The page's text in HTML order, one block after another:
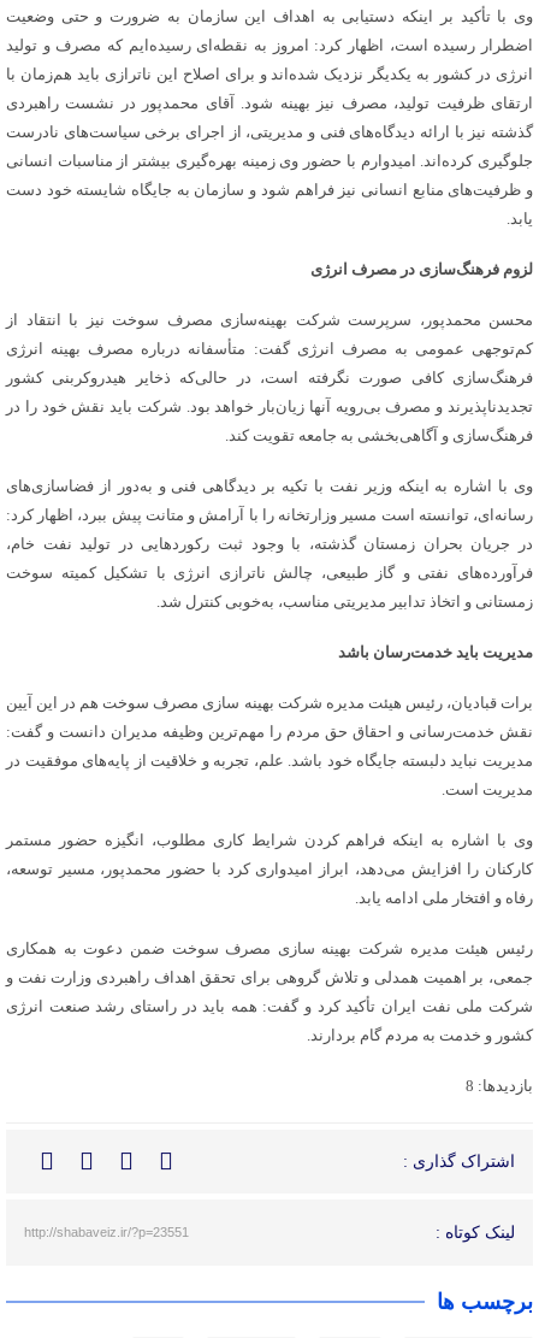
وی با تأکید بر اینکه دستیابی به اهداف این سازمان به ضرورت و حتی وضعیت
اضطرار رسیده است، اظهار کرد: امروز به نقطه‌ای رسیده‌ایم که مصرف و تولید
انرژی در کشور به یکدیگر نزدیک شده‌اند و برای اصلاح این ناترازی باید هم‌زمان با
ارتقای ظرفیت تولید، مصرف نیز بهینه شود. آقای محمدپور در نشست راهبردی
گذشته نیز با ارائه دیدگاه‌های فنی و مدیریتی، از اجرای برخی سیاست‌های نادرست
جلوگیری کرده‌اند. امیدوارم با حضور وی زمینه بهره‌گیری بیشتر از مناسبات انسانی
و ظرفیت‌های منابع انسانی نیز فراهم شود و سازمان به جایگاه شایسته خود دست
یابد.
لزوم فرهنگ‌سازی در مصرف انرژی
محسن محمدپور، سرپرست شرکت بهینه‌سازی مصرف سوخت نیز با انتقاد از
کم‌توجهی عمومی به مصرف انرژی گفت: متأسفانه درباره مصرف بهینه انرژی
فرهنگ‌سازی کافی صورت نگرفته است، در حالی‌که ذخایر هیدروکربنی کشور
تجدیدناپذیرند و مصرف بی‌رویه آنها زیان‌بار خواهد بود. شرکت باید نقش خود را در
فرهنگ‌سازی و آگاهی‌بخشی به جامعه تقویت کند.
وی با اشاره به اینکه وزیر نفت با تکیه بر دیدگاهی فنی و به‌دور از فضاسازی‌های
رسانه‌ای، توانسته است مسیر وزارتخانه را با آرامش و متانت پیش ببرد، اظهار کرد:
در جریان بحران زمستان گذشته، با وجود ثبت رکوردهایی در تولید نفت خام،
فرآورده‌های نفتی و گاز طبیعی، چالش ناترازی انرژی با تشکیل کمیته سوخت
زمستانی و اتخاذ تدابیر مدیریتی مناسب، به‌خوبی کنترل شد.
مدیریت باید خدمت‌رسان باشد
برات قبادیان، رئیس هیئت مدیره شرکت بهینه سازی مصرف سوخت هم در این آیین
نقش خدمت‌رسانی و احقاق حق مردم را مهم‌ترین وظیفه مدیران دانست و گفت:
مدیریت نباید دلبسته جایگاه خود باشد. علم، تجربه و خلاقیت از پایه‌های موفقیت در
مدیریت است.
وی با اشاره به اینکه فراهم کردن شرایط کاری مطلوب، انگیزه حضور مستمر
کارکنان را افزایش می‌دهد، ابراز امیدواری کرد با حضور محمدپور، مسیر توسعه،
رفاه و افتخار ملی ادامه یابد.
رئیس هیئت مدیره شرکت بهینه سازی مصرف سوخت ضمن دعوت به همکاری
جمعی، بر اهمیت همدلی و تلاش گروهی برای تحقق اهداف راهبردی وزارت نفت و
شرکت ملی نفت ایران تأکید کرد و گفت: همه باید در راستای رشد صنعت انرژی
کشور و خدمت به مردم گام بردارند.
بازدیدها: 8
اشتراک گذاری :
لینک کوتاه : http://shabaveiz.ir/?p=23551
برچسب ها